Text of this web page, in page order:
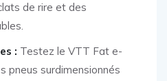
de rire et des
: Testez le VTT Fat e-
pneus surdimensionnés